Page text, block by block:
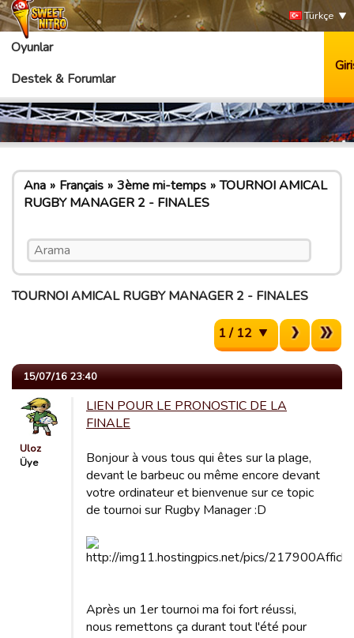
Türkçe
Oyunlar
Destek & Forumlar
Ana Français 3ème mi-temps
TOURNOI AMICAL
RUGBY MANAGER 2 - FINALES
TOURNOI AMICAL RUGBY MANAGER 2 - FINALES
1 / 12
15/07/16 23:40
Uloz
Üye
LIEN POUR LE PRONOSTIC DE LA
FINALE
Bonjour à vous tous qui êtes sur la plage,
devant le barbeuc ou même encore devant
votre ordinateur et bienvenue sur ce topic
de tournoi sur Rugby Manager :D
Après un 1er tournoi ma foi fort réussi,
nous remettons ça durant tout l'été pour